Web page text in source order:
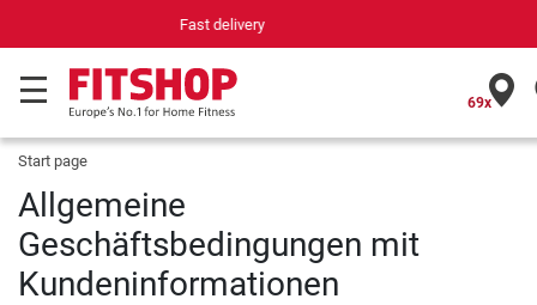
Your expert in home fitness for 42 years
69x
Start page
Allgemeine
Geschäftsbedingungen mit
Kundeninformationen